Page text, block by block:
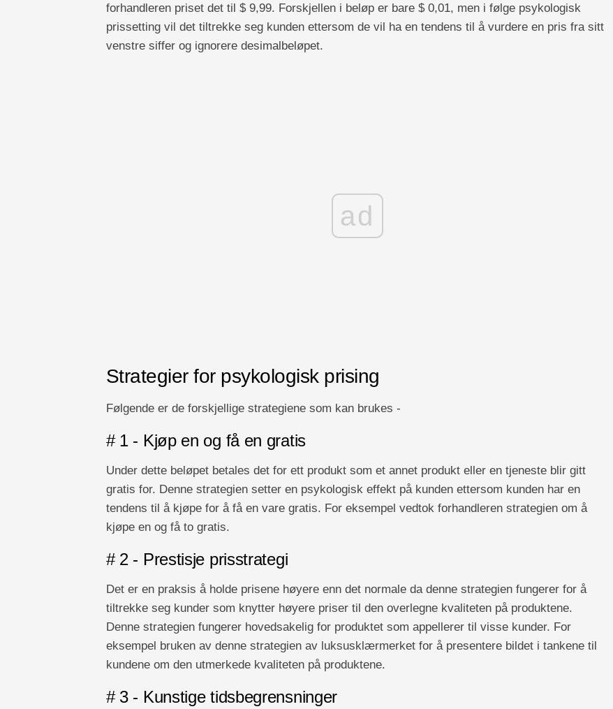
forhandleren priset det til $ 9,99. Forskjellen i beløp er bare $ 0,01, men i følge psykologisk
prissetting vil det tiltrekke seg kunden ettersom de vil ha en tendens til å vurdere en pris fra sitt
venstre siffer og ignorere desimalbeløpet.
ad
Strategier for psykologisk prising
Følgende er de forskjellige strategiene som kan brukes -
# 1 - Kjøp en og få en gratis
Under dette beløpet betales det for ett produkt som et annet produkt eller en tjeneste blir gitt
gratis for. Denne strategien setter en psykologisk effekt på kunden ettersom kunden har en
tendens til å kjøpe for å få en vare gratis. For eksempel vedtok forhandleren strategien om å
kjøpe en og få to gratis.
# 2 - Prestisje prisstrategi
Det er en praksis å holde prisene høyere enn det normale da denne strategien fungerer for å
tiltrekke seg kunder som knytter høyere priser til den overlegne kvaliteten på produktene.
Denne strategien fungerer hovedsakelig for produktet som appellerer til visse kunder. For
eksempel bruken av denne strategien av luksusklærmerket for å presentere bildet i tankene til
kundene om den utmerkede kvaliteten på produktene.
# 3 - Kunstige tidsbegrensninger